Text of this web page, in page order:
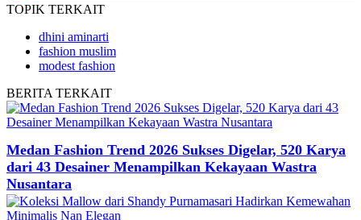
TOPIK TERKAIT
dhini aminarti
fashion muslim
modest fashion
BERITA TERKAIT
Medan Fashion Trend 2026 Sukses Digelar, 520 Karya
dari 43 Desainer Menampilkan Kekayaan Wastra
Nusantara